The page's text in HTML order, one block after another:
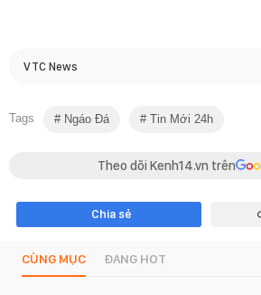
VTC News
Tags Ngáo Đá Tin Mới 24h
Theo dõi Kenh14.vn trên
Chia sẻ
CÙNG MỤC ĐANG HOT